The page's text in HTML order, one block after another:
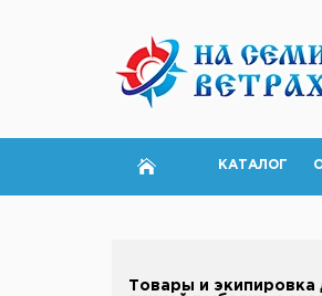
КАТАЛОГ
Товары и экипировка